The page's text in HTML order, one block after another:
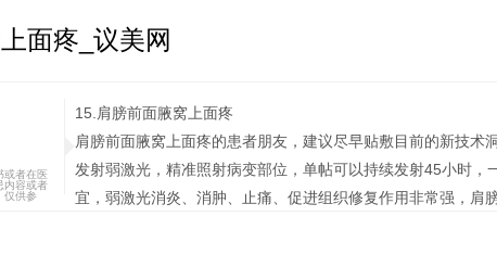
面疼_议美网
或者在医
内容或者
仅供参
15.肩膀前面腋窝上面疼
肩膀前面腋窝上面疼的患者朋友，建议尽早贴敷目前的新技
发射弱激光，精准照射病变部位，单帖可以持续发射45小时
宜，弱激光消炎、消肿、止痛、促进组织修复作用非常强，肩